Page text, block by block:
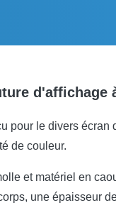
pour le divers
de couleur.
et matériel en
une épaisseur